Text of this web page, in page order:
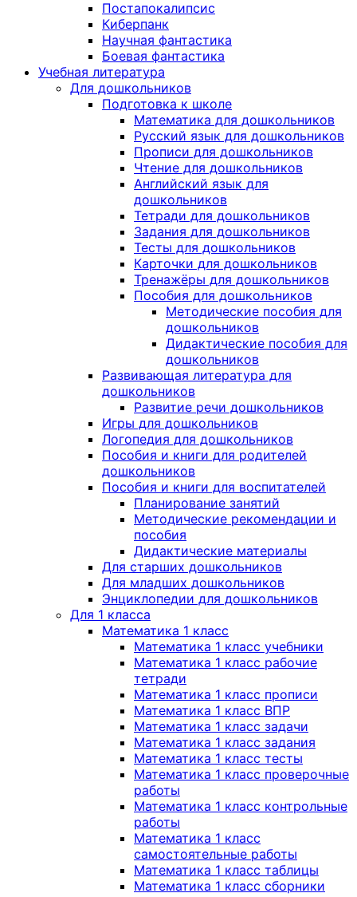
Постапокалипсис
Киберпанк
Научная фантастика
Боевая фантастика
Учебная литература
Для дошкольников
Подготовка к школе
Математика для дошкольников
Русский язык для дошкольников
Прописи для дошкольников
Чтение для дошкольников
Английский язык для
дошкольников
Тетради для дошкольников
Задания для дошкольников
Тесты для дошкольников
Карточки для дошкольников
Тренажёры для дошкольников
Пособия для дошкольников
Методические пособия для
дошкольников
Дидактические пособия для
дошкольников
Развивающая литература для
дошкольников
Развитие речи дошкольников
Игры для дошкольников
Логопедия для дошкольников
Пособия и книги для родителей
дошкольников
Пособия и книги для воспитателей
Планирование занятий
Методические рекомендации и
пособия
Дидактические материалы
Для старших дошкольников
Для младших дошкольников
Энциклопедии для дошкольников
Для 1 класса
Математика 1 класс
Математика 1 класс учебники
Математика 1 класс рабочие
тетради
Математика 1 класс прописи
Математика 1 класс ВПР
Математика 1 класс задачи
Математика 1 класс задания
Математика 1 класс тесты
Математика 1 класс проверочные
работы
Математика 1 класс контрольные
работы
Математика 1 класс
самостоятельные работы
Математика 1 класс таблицы
Математика 1 класс сборники